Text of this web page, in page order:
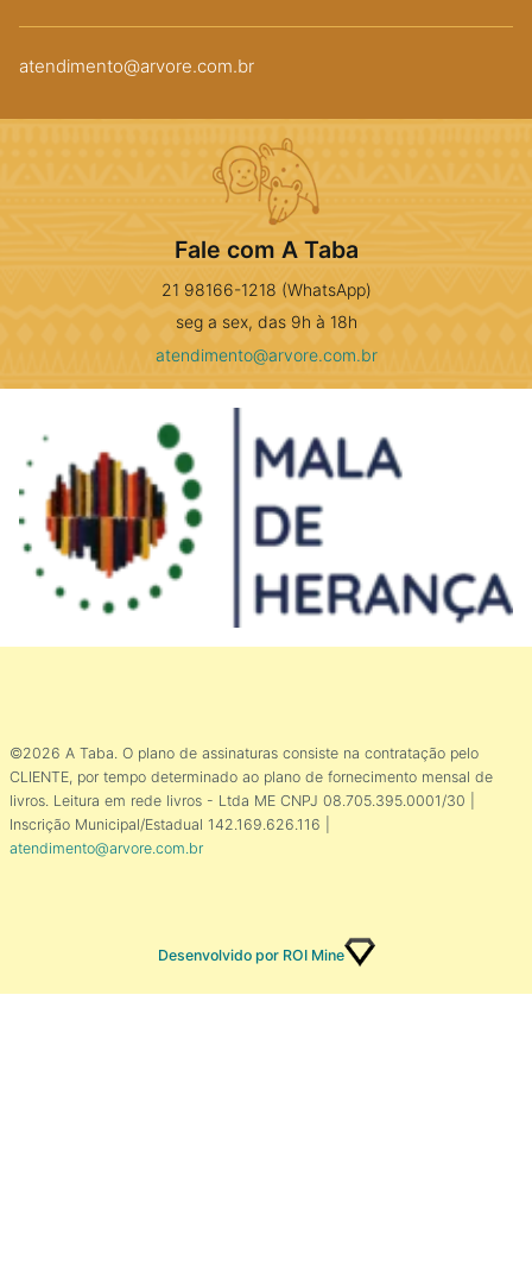
atendimento@arvore.com.br
Fale com A Taba
21 98166-1218 (WhatsApp)
seg a sex, das 9h à 18h
atendimento@arvore.com.br
©2026 A Taba. O plano de assinaturas consiste na contratação pelo
CLIENTE, por tempo determinado ao plano de fornecimento mensal de
livros. Leitura em rede livros - Ltda ME CNPJ 08.705.395.0001/30 |
Inscrição Municipal/Estadual 142.169.626.116 |
atendimento@arvore.com.br
Desenvolvido por ROI Mine